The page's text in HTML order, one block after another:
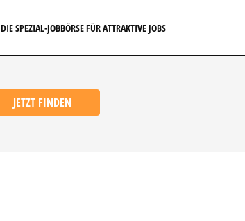
DIE SPEZIAL-JOBBÖRSE FÜR ATTRAKTIVE JOBS
JETZT FINDEN